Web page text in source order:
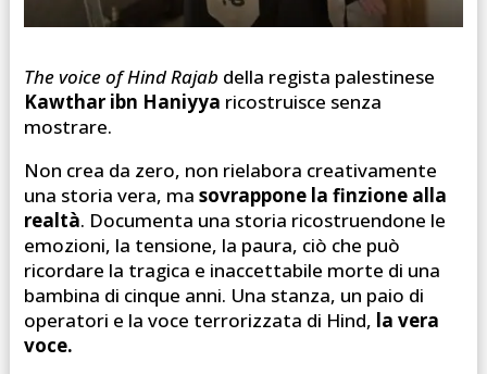
The voice of Hind Rajab della regista palestinese
Kawthar ibn Haniyya ricostruisce senza
mostrare.
Non crea da zero, non rielabora creativamente
una storia vera, ma sovrappone la finzione alla
realtà. Documenta una storia ricostruendone le
emozioni, la tensione, la paura, ciò che può
ricordare la tragica e inaccettabile morte di una
bambina di cinque anni. Una stanza, un paio di
operatori e la voce terrorizzata di Hind, la vera
voce.